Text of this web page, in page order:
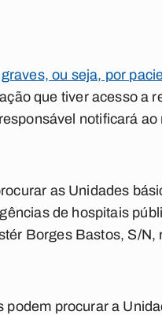
ou seja, por
que tiver acesso a
notificará
as Unidades
de hospitais
Borges Bastos, S/N,
procurar a